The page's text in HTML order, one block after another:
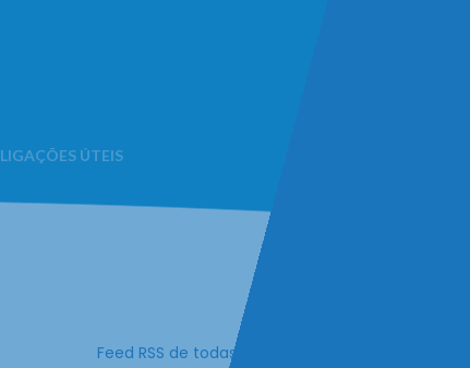
LIGAÇÕES ÚTEIS
Feed RSS de todas as notícias